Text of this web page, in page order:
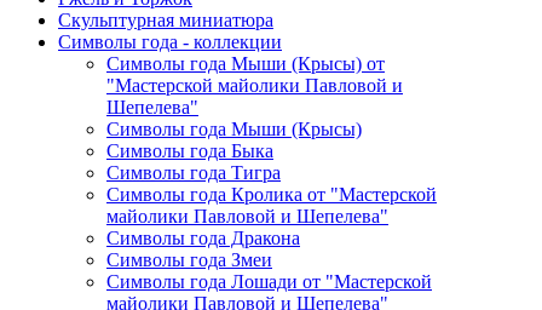
Скульптурная миниатюра
Символы года - коллекции
Символы года Мыши (Крысы) от
"Мастерской майолики Павловой и
Шепелева"
Символы года Мыши (Крысы)
Символы года Быка
Символы года Тигра
Символы года Кролика от "Мастерской
майолики Павловой и Шепелева"
Символы года Дракона
Символы года Змеи
Символы года Лошади от "Мастерской
майолики Павловой и Шепелева"